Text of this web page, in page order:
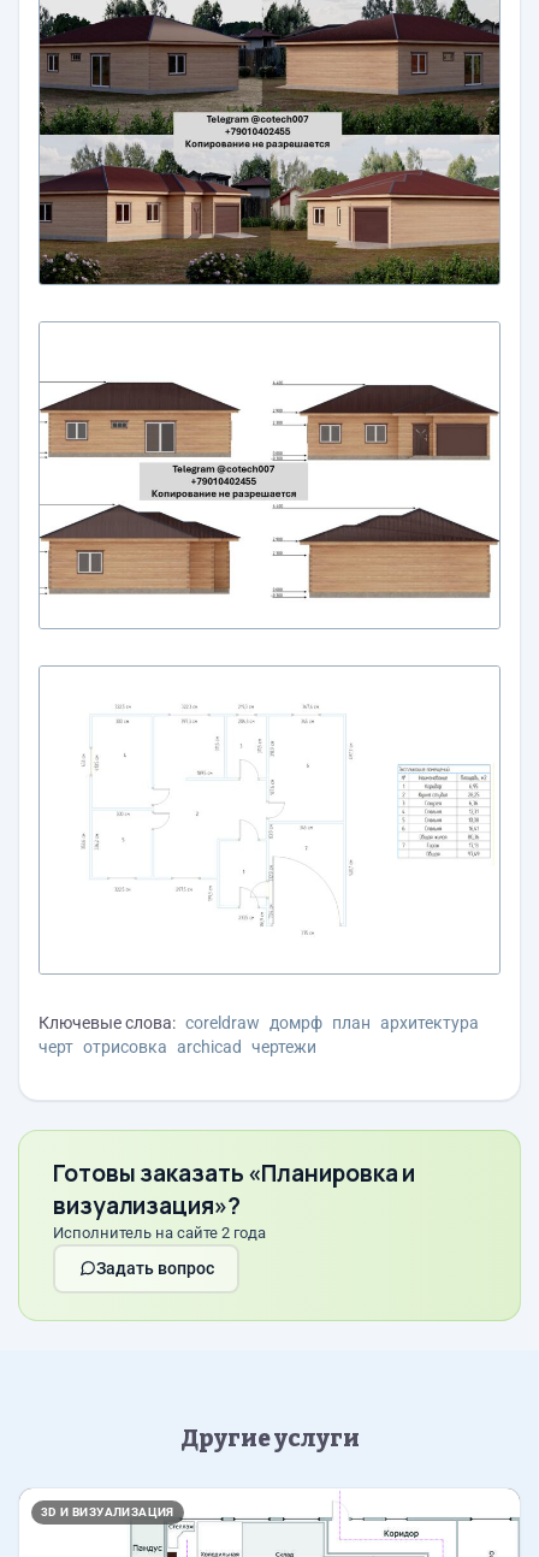
Ключевые слова: coreldraw домрф план архитектура
черт отрисовка archicad чертежи
Готовы заказать «Планировка и
визуализация»?
Исполнитель на сайте 2 года
Задать вопрос
Другие услуги
3D И ВИЗУАЛИЗАЦИЯ
Назад